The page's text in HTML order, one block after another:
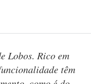
Lobos. Rico em
têm